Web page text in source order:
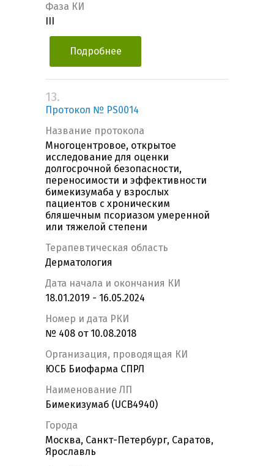
Фаза КИ
Подробнее
13.
Протокол № PS0014
Название протокола
Многоцентровое, открытое
исследование для оценки
долгосрочной безопасности,
переносимости и эффективности
бимекизумаба у взрослых
пациентов с хроническим
бляшечным псориазом умеренной
или тяжелой степени
Терапевтическая область
Дерматология
Дата начала и окончания КИ
18.01.2019 - 16.05.2024
Номер и дата РКИ
№ 408 от 10.08.2018
Организация, проводящая КИ
ЮСБ Биофарма СПРЛ
Наименование ЛП
Бимекизумаб (UCB4940)
Города
Москва, Санкт-Петербург, Саратов,
Ярославль